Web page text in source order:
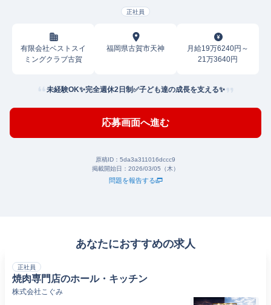
正社員
有限会社ベストスイ
ミングクラブ古賀
福岡県古賀市天神
月給19万6240円～
21万3640円
未経験OK✨完全週休2日制✅子ども達の成長を支える✨
応募画面へ進む
原稿ID： 5da3a311016dccc9
掲載開始日： 2026/03/05（木）
問題を報告する
あなたにおすすめの求人
正社員
焼肉専門店のホール・キッチン
株式会社こぐみ